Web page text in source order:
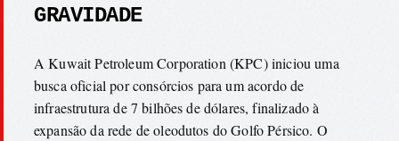
GRAVIDADE
A Kuwait Petroleum Corporation (KPC) iniciou uma
busca oficial por consórcios para um acordo de
infraestrutura de 7 bilhões de dólares, finalizado à
expansão da rede de oleodutos do Golfo Pérsico. O